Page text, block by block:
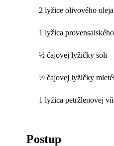
2 lyžice olivového oleja
1 lyžica
½ čajovej lyžičky soli
½ čajovej lyžičky
1 lyžica petržlenovej
Postup